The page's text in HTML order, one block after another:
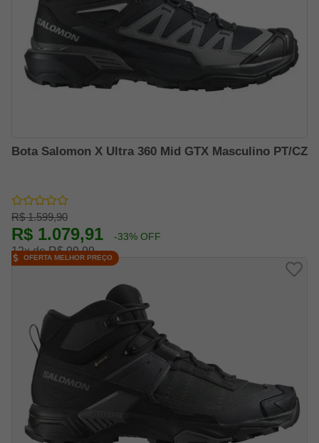
Bota Salomon X Ultra 360 Mid GTX Masculino PT/CZ
R$ 1.599,90
R$ 1.079,91 -33% OFF
12x de R$ 99,99
OFERTA MELHOR PREÇO